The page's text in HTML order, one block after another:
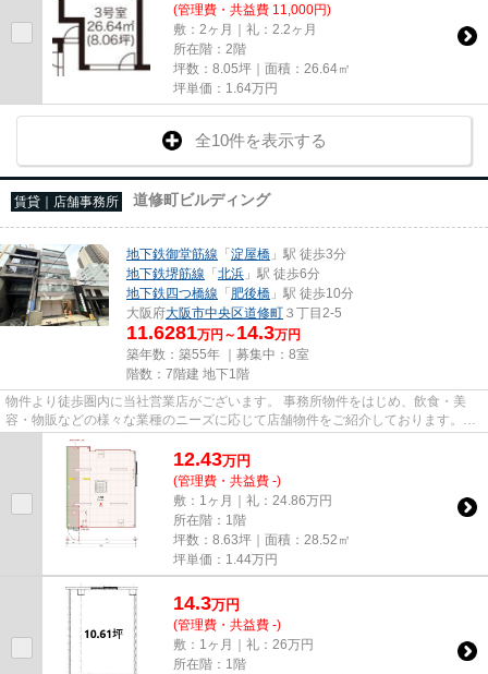
(管理費・共益費 11,000円)
敷：2ヶ月｜礼：2.2ヶ月
所在階：2階
坪数：8.05坪｜面積：26.64㎡
坪単価： 1.64万円
全10件を表示する
賃貸｜店舗事務所 道修町ビルディング
地下鉄御堂筋線 「淀屋橋 」駅 徒歩3分
地下鉄堺筋線 「北浜 」駅 徒歩6分
地下鉄四つ橋線 「肥後橋 」駅 徒歩10分
大阪府大阪市中央区道修町 ３丁目2-5
11.6281万円～ 14.3万円
築年数：築55年 ｜募集中： 8室
階数：7階建 地下1階
物件より徒歩圏内に当社営業店がございます。 事務所物件をはじめ、飲食・美
容・物販などの様々な業種のニーズに応じて店舗物件をご紹介しております。
尚、弊社ではおとり広告は一切...
12.43万円
(管理費・共益費 -)
敷：1ヶ月｜礼：24.86万円
所在階：1階
坪数：8.63坪｜面積：28.52㎡
坪単価： 1.44万円
14.3万円
(管理費・共益費 -)
敷：1ヶ月｜礼：26万円
所在階：1階